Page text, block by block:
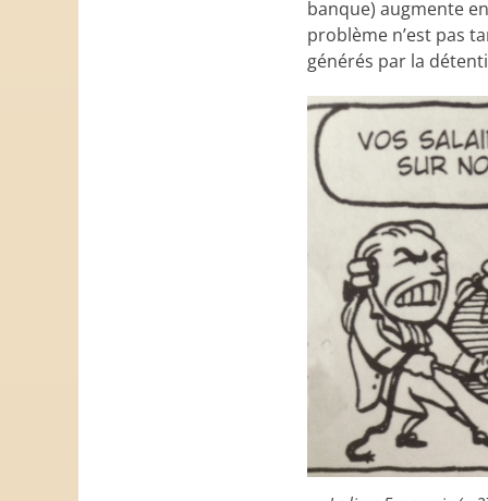
banque) augmente
problème n’est pas
générés par la